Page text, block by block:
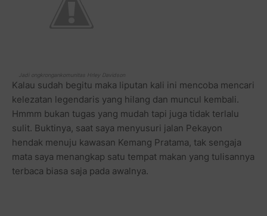
Jadi ongkrongankomunitas Hrley Davidson
Kalau sudah begitu maka liputan kali ini mencoba mencari
kelezatan legendaris yang hilang dan muncul kembali.
Hmmm bukan tugas yang mudah tapi juga tidak terlalu
sulit. Buktinya, saat saya menyusuri jalan Pekayon
hendak menuju kawasan Kemang Pratama, tak sengaja
mata saya menangkap satu tempat makan yang tulisannya
terbaca biasa saja pada awalnya.